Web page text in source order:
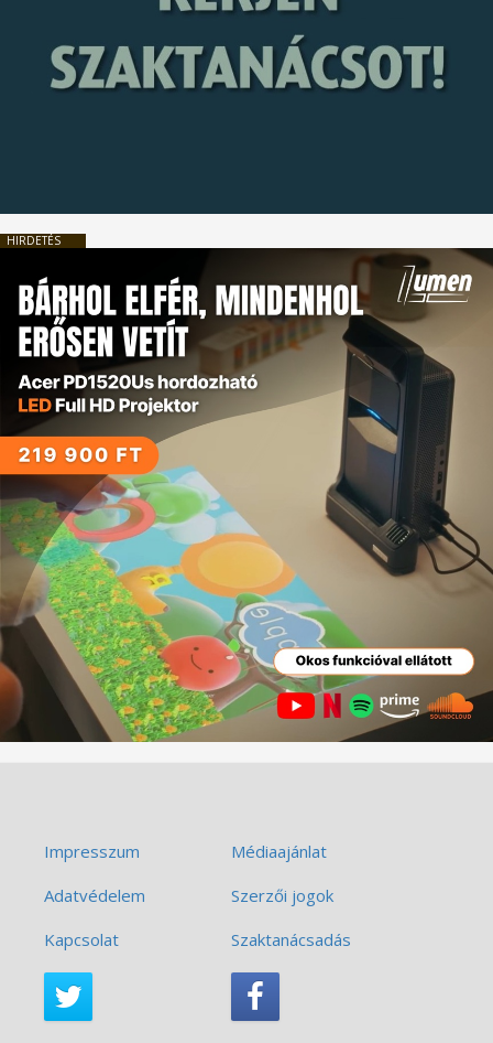
HIRDETÉS
Impresszum
Médiaajánlat
Adatvédelem
Szerzői jogok
Kapcsolat
Szaktanácsadás